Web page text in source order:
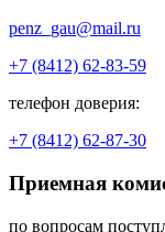
penz_gau@mail.ru
+7 (8412) 62-83-59
телефон доверия:
+7 (8412) 62-87-30
Приемная
по вопросам